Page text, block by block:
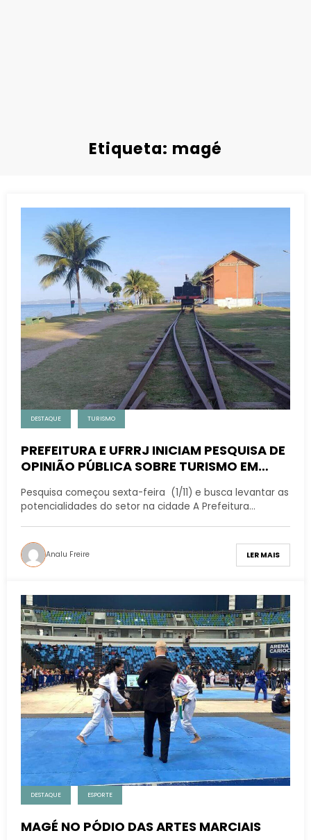
Etiqueta: magé
DESTAQUE TURISMO
PREFEITURA E UFRRJ INICIAM PESQUISA DE
OPINIÃO PÚBLICA SOBRE TURISMO EM
Pesquisa começou sexta-feira (1/11) e busca levantar as
potencialidades do setor na cidade A Prefeitura…
Analu Freire LER MAIS
DESTAQUE ESPORTE
MAGÉ NO PÓDIO DAS ARTES MARCIAIS